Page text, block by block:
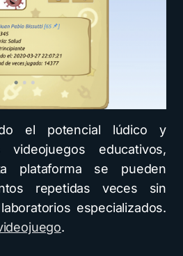
el potencial lúdico y
educativos,
plataforma se pueden
repetidas veces sin
especializados.
.